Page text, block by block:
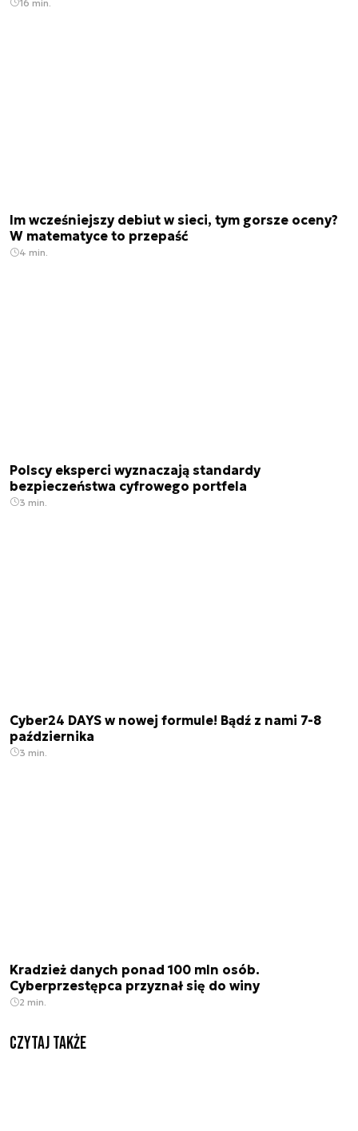
16 min.
Im wcześniejszy debiut w sieci, tym gorsze oceny?
W matematyce to przepaść
4 min.
Polscy eksperci wyznaczają standardy
bezpieczeństwa cyfrowego portfela
3 min.
Cyber24 DAYS w nowej formule! Bądź z nami 7-8
października
3 min.
Kradzież danych ponad 100 mln osób.
Cyberprzestępca przyznał się do winy
2 min.
Czytaj także